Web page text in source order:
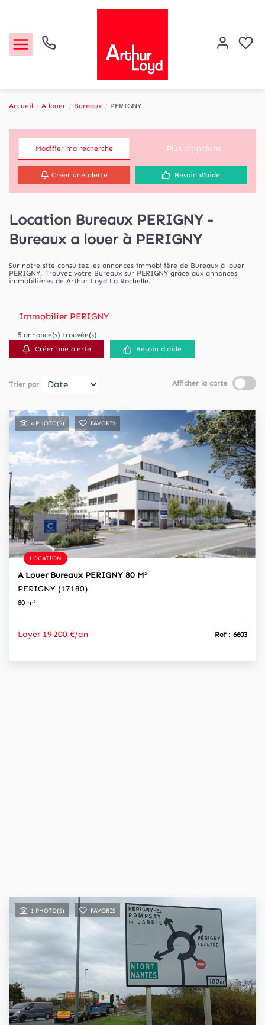
Louer
Etude de marché
Notre Agence
Contact
Accueil A louer Bureaux PERIGNY
Modifier ma recherche Plus d'options
Créer une alerte Besoin d'aide
Location Bureaux PERIGNY -
Bureaux a louer à PERIGNY
Sur notre site consultez les annonces immobilière de Bureaux à louer
PERIGNY. Trouvez votre Bureaux sur PERIGNY grâce aux annonces
immobilières de Arthur Loyd La Rochelle.
Immobilier PERIGNY
5 annonce(s) trouvée(s)
Créer une alerte
Besoin d'aide
Trier par Afficher la carte
4 PHOTO(S) FAVORIS
LOCATION
A Louer Bureaux PERIGNY 80 M²
PERIGNY (17180)
80 m²
Loyer 19 200 €/an Ref : 6603
1 PHOTO(S) FAVORIS